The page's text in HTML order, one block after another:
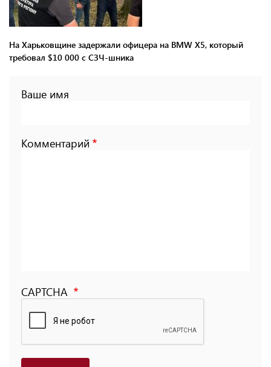
На Харьковщине задержали офицера на BMW Х5, который
требовал $10 000 с СЗЧ-шника
Ваше имя
Комментарий
CAPTCHA